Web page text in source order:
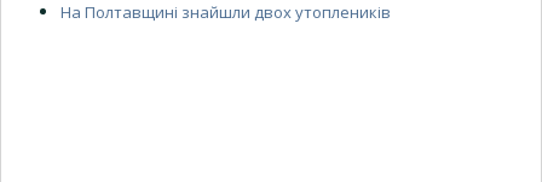
На Полтавщині знайшли двох утоплеників